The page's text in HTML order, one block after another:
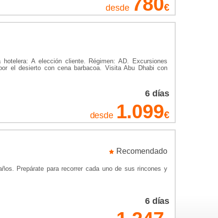
a Abu Dhabi. Entre sus principales reclamos, hay
Zayed, la más grande de los EAU, o Corniche Beach,
bañarse. Por supuesto, también debes admirar las
a los Emiratos Árabes y elige entre vuelos y hoteles
€
desde
A elección cliente. Régimen: AD. Excursiones
el desierto con cena barbacoa. Visita Abu Dhabi con
6 días
1.099€
desde
Recomendado
Prepárate para recorrer cada uno de sus rincones y
6 días